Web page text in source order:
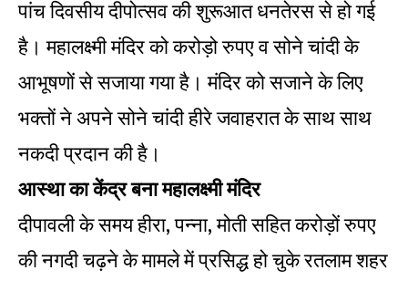
पांच दिवसीय दीपोत्सव की शुरूआत धनतेरस से हो गई
है। महालक्ष्मी मंदिर को करोड़ो रुपए व सोने चांदी के
आभूषणों से सजाया गया है। मंदिर को सजाने के लिए
भक्तों ने अपने सोने चांदी हीरे जवाहरात के साथ साथ
नकदी प्रदान की है।
आस्था का केंद्र बना महालक्ष्मी मंदिर
दीपावली के समय हीरा, पन्ना, मोती सहित करोड़ों रुपए
की नगदी चढ़ने के मामले में प्रसिद्ध हो चुके रतलाम शहर